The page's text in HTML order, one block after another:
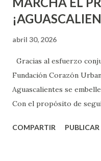
abril 30, 2026
Gracias al esfuerzo
Fundación Corazón
Aguascalientes se
Con el propósito de
municipal, Leo
COMPARTIR